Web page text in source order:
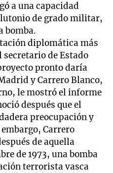
a una capacidad
de grado militar,
bomba.
diplomática más
de Estado
pronto daría
y Carrero Blanco,
le mostró el informe
después que el
preocupación y
Carrero
de aquella
de 1973, una bomba
terrorista vasca